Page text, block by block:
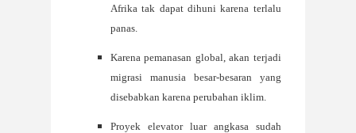
Afrika tak dapat dihuni karena terlalu
panas.
Karena pemanasan global, akan terjadi
migrasi manusia besar-besaran yang
disebabkan karena perubahan iklim.
Proyek elevator luar angkasa sudah